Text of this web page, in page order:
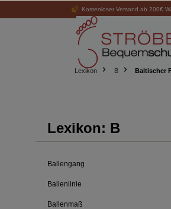
Kostenloser Versand ab 200€
Lexikon B Baltischer
Lexikon: B
Ballengang
Ballenlinie
Ballenmaß